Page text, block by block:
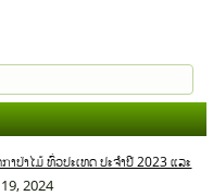
ປ່າໄມ້ ທົ່ວປະເທດ ປະຈໍາປີ 2023 ແລະ
2024